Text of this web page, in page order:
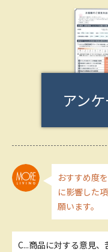
アン
おすすめ度
に影響した
願います。
C...商品に対する意見